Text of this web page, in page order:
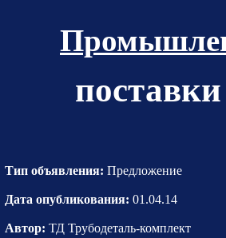
Тип объявления: Предложение
Дата опубликования: 01.04.14
Автор: ТД Трубодеталь-комплект